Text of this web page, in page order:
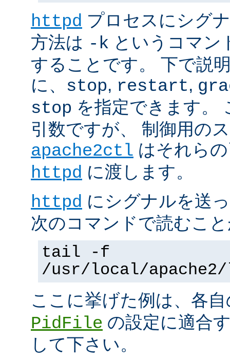
httpd プロセスにシグ
方法は -k というコマン
することです。 下で説
に、 stop, restart,
stop を指定できます。
引数ですが、 制御用の
apache2ctl はそれら
httpd に渡します。
httpd にシグナルを送
次のコマンドで読むこ
tail -f
/usr/local/
ここに挙げた例は、各
PidFile の設定に適合
して下さい。